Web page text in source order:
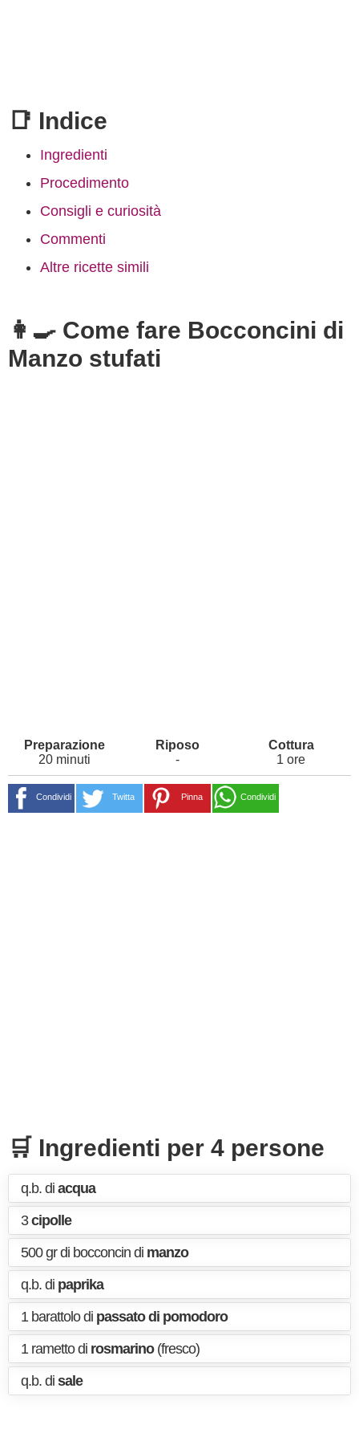
📑 Indice
Ingredienti
Procedimento
Consigli e curiosità
Commenti
Altre ricette simili
👩‍🍳 Come fare Bocconcini di
Manzo stufati
20 minuti - 1 ore
Condividi Twitta Pinna Condividi
🛒 Ingredienti per 4 persone
q.b. di acqua
3cipolle
500 gr di bocconcin di manzo
q.b. di paprika
1 barattolo di passato di pomodoro
1 rametto di rosmarino(fresco)
q.b. di sale